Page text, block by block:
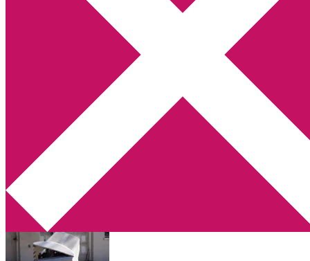
Webbshop Amazon
Utskriftscentralen
Min tv-blogg
You are here:Home Archives for Zlatan Ibrahimovic
Jag säger nej till David Lagercrantz och
Millenniumserien!
2014-01-04 byAnnika